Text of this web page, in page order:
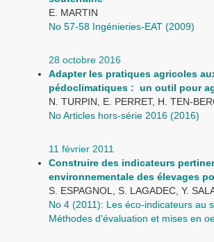
E. MARTIN
No 57-58 Ingénieries-EAT (2009)
28 octobre 2016
Adapter les pratiques agricoles
pédoclimatiques : un outil pour
N. TURPIN, E. PERRET, H. TEN-
No Articles hors-série 2016 (2016)
11 février 2011
Construire des indicateurs
environnementale des élevages
S. ESPAGNOL, S. LAGADEC, Y.
No 4 (2011): Les éco-indicateurs au
Méthodes d'évaluation et mises en